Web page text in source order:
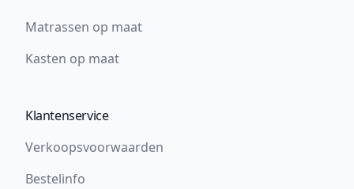
Matrassen op maat
Kasten op maat
Klantenservice
Verkoopsvoorwaarden
Bestelinfo